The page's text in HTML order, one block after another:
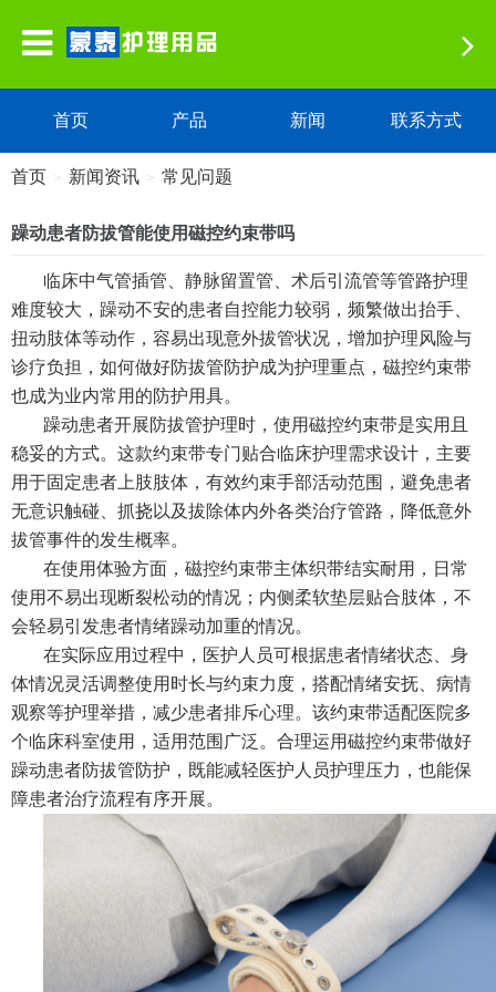
首页 产品 新闻 联系方式
首页 > 新闻资讯 > 常见问题
躁动患者防拔管能使用磁控约束带吗
临床中气管插管、静脉留置管、术后引流管等管路护理
难度较大，躁动不安的患者自控能力较弱，频繁做出抬手、
扭动肢体等动作，容易出现意外拔管状况，增加护理风险与
诊疗负担，如何做好防拔管防护成为护理重点，磁控约束带
也成为业内常用的防护用具。
躁动患者开展防拔管护理时，使用磁控约束带是实用且
稳妥的方式。这款约束带专门贴合临床护理需求设计，主要
用于固定患者上肢肢体，有效约束手部活动范围，避免患者
无意识触碰、抓挠以及拔除体内外各类治疗管路，降低意外
拔管事件的发生概率。
在使用体验方面，磁控约束带主体织带结实耐用，日常
使用不易出现断裂松动的情况；内侧柔软垫层贴合肢体，不
会轻易引发患者情绪躁动加重的情况。
在实际应用过程中，医护人员可根据患者情绪状态、身
体情况灵活调整使用时长与约束力度，搭配情绪安抚、病情
观察等护理举措，减少患者排斥心理。该约束带适配医院多
个临床科室使用，适用范围广泛。合理运用磁控约束带做好
躁动患者防拔管防护，既能减轻医护人员护理压力，也能保
障患者治疗流程有序开展。